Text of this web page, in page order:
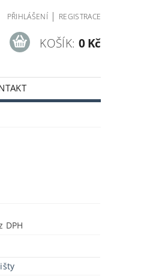
PŘIHLÁŠENÍ | REGISTRACE
KOŠÍK: 0 Kč
bez DPH